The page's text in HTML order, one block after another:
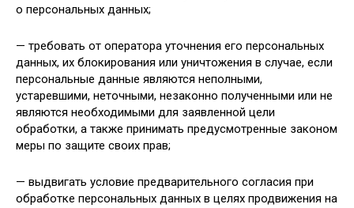
о персональных данных;
— требовать от оператора уточнения его персональных
данных, их блокирования или уничтожения в случае, если
персональные данные являются неполными,
устаревшими, неточными, незаконно полученными или не
являются необходимыми для заявленной цели
обработки, а также принимать предусмотренные законом
меры по защите своих прав;
— выдвигать условие предварительного согласия при
обработке персональных данных в целях продвижения на